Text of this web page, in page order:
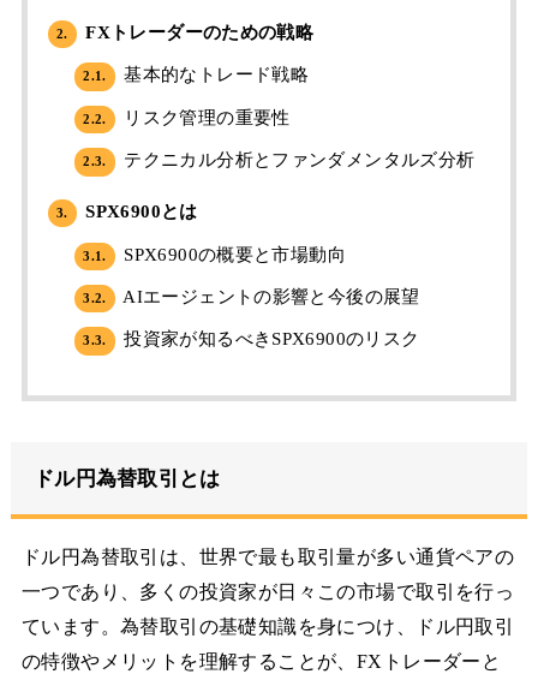
2. FXトレーダーのための戦略
2.1. 基本的なトレード戦略
2.2. リスク管理の重要性
2.3. テクニカル分析とファンダメンタルズ分析
3. SPX6900とは
3.1. SPX6900の概要と市場動向
3.2. AIエージェントの影響と今後の展望
3.3. 投資家が知るべきSPX6900のリスク
ドル円為替取引とは
ドル円為替取引は、世界で最も取引量が多い通貨ペアの
一つであり、多くの投資家が日々この市場で取引を行っ
ています。為替取引の基礎知識を身につけ、ドル円取引
の特徴やメリットを理解することが、FXトレーダーと